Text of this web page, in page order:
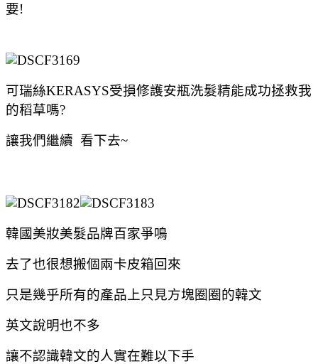
要!
可瑞絲KERASYS受損修護安瓶洗髮精能成功拯救我
的稻草嗎?
讓我們繼續 看下去~
韓國美妝美髮品牌百家爭鳴
去了也很想搬個兩卡皮箱回來
只是幾乎所有的產品上只見方塊圈圈的韓文
英文說明也不多
讓不認識韓文的人實在難以下手